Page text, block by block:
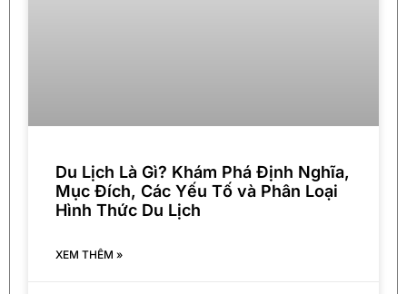
Du Lịch Là Gì? Khám Phá Định Nghĩa,
Mục Đích, Các Yếu Tố và Phân Loại
Hình Thức Du Lịch
XEM THÊM »